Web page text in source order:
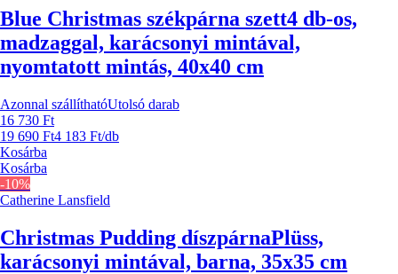
Blue Christmas székpárna szett4 db-os,
madzaggal, karácsonyi mintával,
nyomtatott mintás, 40x40 cm
Azonnal szállíthatóUtolsó darab
16 730 Ft
19 690 Ft4 183 Ft/db
Kosárba
Kosárba
-10%
Catherine Lansfield
Christmas Pudding díszpárnaPlüss,
karácsonyi mintával, barna, 35x35 cm